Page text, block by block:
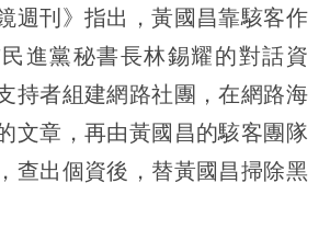
週刊》指出，黃國昌靠駭客作
進黨秘書長林錫耀的對話資
持者組建網路社團，在網路海
文章，再由黃國昌的駭客團隊
查出個資後，替黃國昌掃除黑